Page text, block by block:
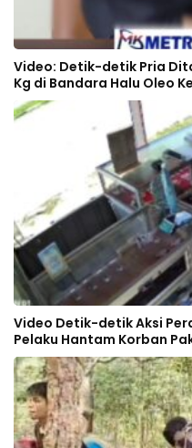
Video: Detik-detik Pria
Kg di Bandara Halu Oleo
Video Detik-detik Aksi
Pelaku Hantam Korban